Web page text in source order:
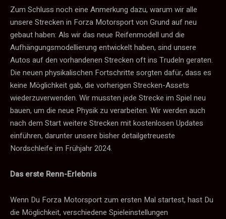
Zum Schluss noch eine Anmerkung dazu, warum wir alle
unsere Strecken in Forza Motorsport von Grund auf neu
gebaut haben: Als wir das neue Reifenmodell und die
Aufhängungsmodellierung entwickelt haben, sind unsere
Autos auf den vorhandenen Strecken oft ins Trudeln geraten.
Die neuen physikalischen Fortschritte sorgten dafür, dass es
keine Möglichkeit gab, die vorherigen Strecken-Assets
wiederzuverwenden. Wir mussten jede Strecke im Spiel neu
bauen, um die neue Physik zu verarbeiten. Wir werden auch
nach dem Start weitere Strecken mit kostenlosen Updates
einführen, darunter unsere bisher detailgetreueste
Nordschleife im Frühjahr 2024.
Das erste Renn-Erlebnis
Wenn Du Forza Motorsport zum ersten Mal startest, hast Du
die Möglichkeit, verschiedene Spieleinstellungen